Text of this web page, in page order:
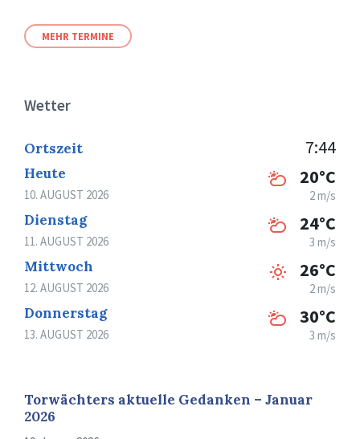
MEHR TERMINE
Wetter
Ortszeit 7:44
Heute
10. AUGUST 2026
20°C
2 m/s
Dienstag
11. AUGUST 2026
24°C
3 m/s
Mittwoch
12. AUGUST 2026
26°C
2 m/s
Donnerstag
13. AUGUST 2026
30°C
3 m/s
Torwächters aktuelle Gedanken – Januar
2026